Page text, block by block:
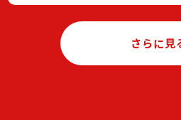
上げます。 メーカー緊急受付窓口のご案内 京セ
ラ株式会社 0120-33-5582 ダイキンコンタクト
センター 0120-88-1081 パナソニック住まいサ
パナソニック住まいサポート 0120-
電機お客様相談センター 0120-
間】令和7年12月28日(日)〜令和
（令和8年1月8日（木）から通常
さらに見